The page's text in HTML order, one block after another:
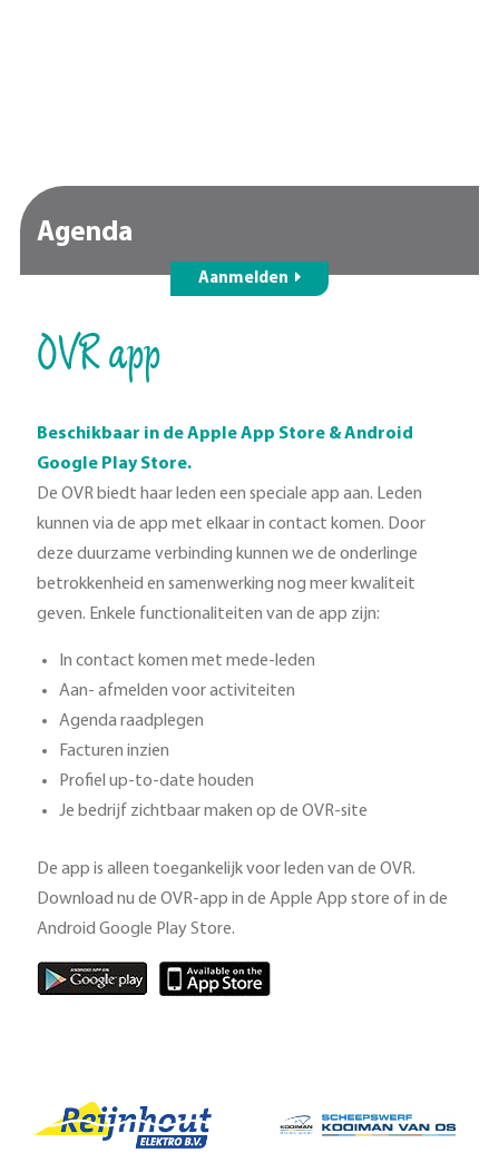
Agenda
Aanmelden
OVR app
Beschikbaar in de Apple App Store & Android
Google Play Store.
De OVR biedt haar leden een speciale app aan. Leden
kunnen via de app met elkaar in contact komen. Door
deze duurzame verbinding kunnen we de onderlinge
betrokkenheid en samenwerking nog meer kwaliteit
geven. Enkele functionaliteiten van de app zijn:
In contact komen met mede-leden
Aan- afmelden voor activiteiten
Agenda raadplegen
Facturen inzien
Profiel up-to-date houden
Je bedrijf zichtbaar maken op de OVR-site
De app is alleen toegankelijk voor leden van de OVR.
Download nu de OVR-app in de Apple App store of in de
Android Google Play Store.